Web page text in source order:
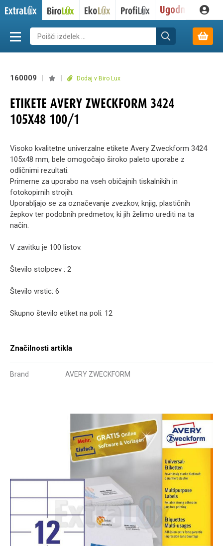
160009 Dodaj v Biro Lux
ETIKETE AVERY ZWECKFORM 3424
105X48 100/1
Visoko kvalitetne univerzalne etikete Avery Zweckform 3424
105x48 mm, bele omogočajo široko paleto uporabe z
odličnimi rezultati.
Primerne za uporabo na vseh običajnih tiskalnikih in
fotokopirnih strojih.
Uporabljajo se za označevanje zvezkov, knjig, plastičnih
žepkov ter podobnih predmetov, ki jih želimo urediti na ta
način.
V zavitku je 100 listov.
Število stolpcev : 2
Število vrstic: 6
Skupno število etiket na poli: 12
Značilnosti artikla
Brand AVERY ZWECKFORM